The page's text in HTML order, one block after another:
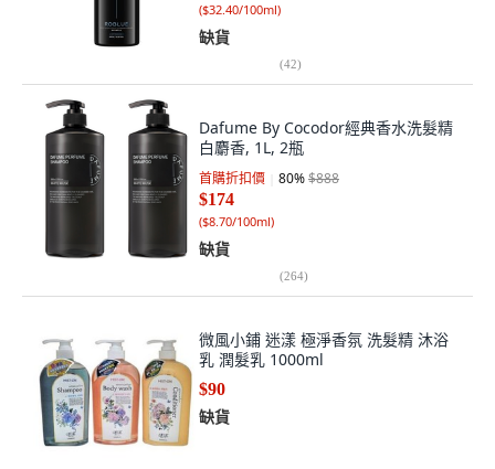
($32.40/100ml)
缺貨
(42)
Dafume By Cocodor經典香水洗髮精
白麝香, 1L, 2瓶
首購折扣價 80%$888
$174
($8.70/100ml)
缺貨
(264)
微風小鋪 迷漾 極淨香氛 洗髮精 沐浴
乳 潤髮乳 1000ml
$90
缺貨